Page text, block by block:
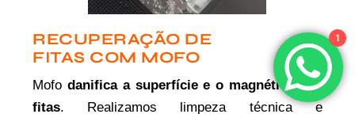
RECUPERAÇÃO DE
FITAS COM MOFO
Mofodanifica a superfície e o magnético das
fitas. Realizamos limpeza técnica e
1